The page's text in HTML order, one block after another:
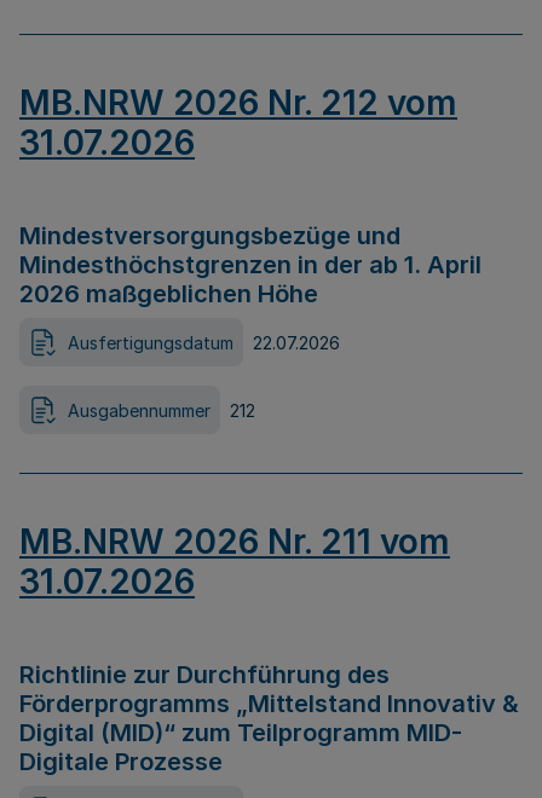
MB.NRW 2026 Nr. 212 vom
31.07.2026
Mindestversorgungsbezüge und
Mindesthöchstgrenzen in der ab 1. April
2026 maßgeblichen Höhe
Ausfertigungsdatum 22.07.2026
Ausgabennummer 212
MB.NRW 2026 Nr. 211 vom
31.07.2026
Richtlinie zur Durchführung des
Förderprogramms „Mittelstand Innovativ &
Digital (MID)“ zum Teilprogramm MID-
Digitale Prozesse